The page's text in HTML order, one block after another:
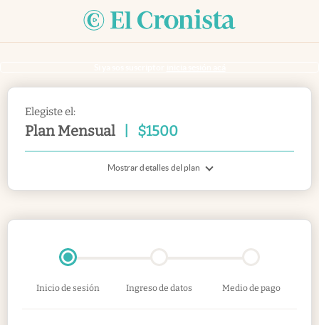
Elegiste el:
Plan Mensual $1500
Mostrar detalles del plan
Inicio de sesión Ingreso de datos Medio de pago